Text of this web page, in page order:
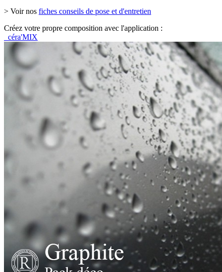
> Voir nos fiches conseils de pose et d'entretien
Créez votre propre composition avec l'application :
céra'MIX